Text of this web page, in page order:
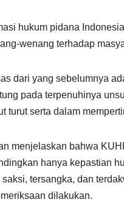
hukum pidana
wenang terhadap
dari yang sebelumnya
pada terpenuhinya
turut serta dalam
menjelaskan bahwa
hanya kepastian
tersangka, dan
dilakukan.